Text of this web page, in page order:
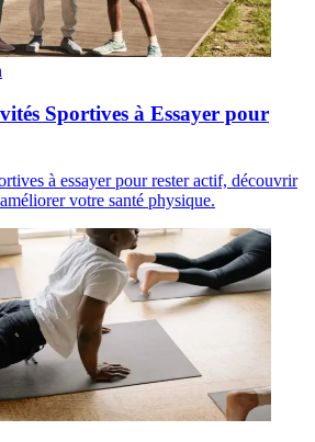
Sportives à Essayer pour
à essayer pour rester actif, découvrir
votre santé physique.